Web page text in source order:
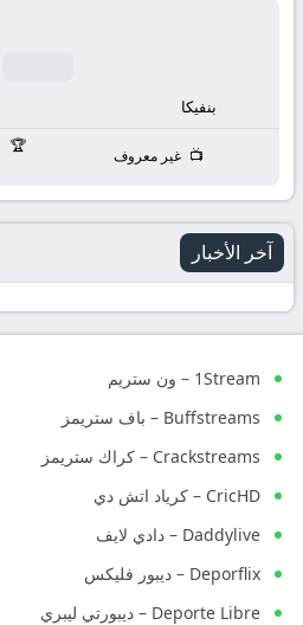
بنفيكا
غير معروف
آخر الأخبار
1Stream – ون ستريم
Buffstreams – باف ستريمز
Crackstreams – كراك ستريمز
CricHD – كرياد اتش دي
Daddylive – دادي لايف
Deporflix – ديبور فليكس
Deporte Libre – ديبورتي ليبري